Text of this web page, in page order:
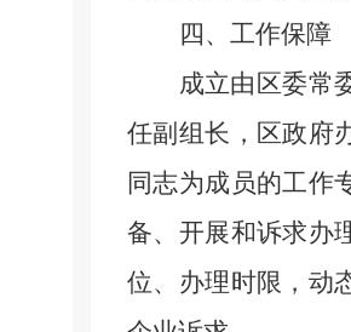
四、工作保障
成立由区委常
任副组长，区政府
同志为成员的工作
备、开展和诉求办
位、办理时限，动